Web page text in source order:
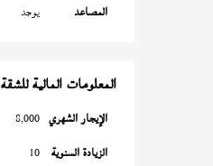
المصاعد
يوجد
المعلومات المالية للشقة
الإيجار الشهري 8,000
الزيادة السنوية 10